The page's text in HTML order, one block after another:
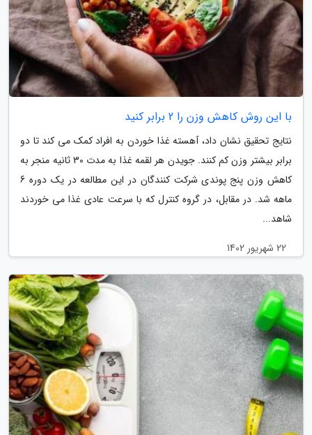
با این روش کاهش وزن را 2 برابر کنید
نتایج تحقیق نشان داد، آهسته غذا خوردن به افراد کمک می کند تا دو
برابر بیشتر وزن کم کنند. جویدن هر لقمه غذا به مدت 30 ثانیه منجر به
کاهش وزن پنج پوندی شرکت کنندگان در این مطالعه در یک دوره 6
ماهه شد. در مقابل، در گروه کنترل که با سرعت عادی غذا می خوردند
شاهد...
22 شهریور 1402